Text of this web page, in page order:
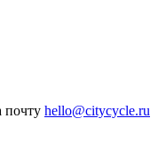
почту hello@citycycle.ru